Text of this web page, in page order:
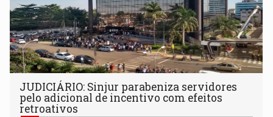
JUDICIÁRIO: Sinjur parabeniza servidores
pelo adicional de incentivo com efeitos
retroativos